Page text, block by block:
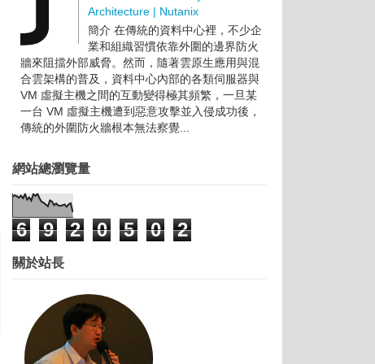
Architecture | Nutanix
簡介 在傳統的資料中心裡，不少企
業和組織習慣依靠外圍的邊界防火
牆來阻擋外部威脅。然而，隨著雲原生應用與混
合雲架構的普及，資料中心內部的各類伺服器與
VM 虛擬主機之間的互動變得極其頻繁，一旦某
一台 VM 虛擬主機遭到惡意攻擊並入侵成功後，
傳統的外圍防火牆根本無法察覺...
網站總瀏覽量
6 9 2 0 5 0 2
關於站長